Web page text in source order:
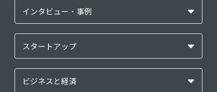
インタビュー・事例
スタートアップ
ビジネスと経済